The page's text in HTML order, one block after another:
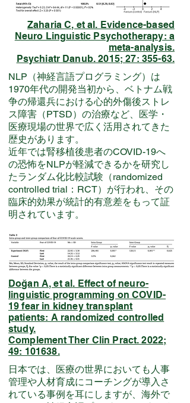
Zaharia C, et al. Evidence-based
Neuro Linguistic Psychotherapy: a
meta-analysis.
Psychiatr Danub. 2015; 27: 355-63.
NLP（神経言語プログラミング）は
1970年代の開発当初から、ベトナム戦
争の帰還兵における心的外傷後ストレ
ス障害（PTSD）の治療など、医学・
医療現場の世界で広く活用されてきた
歴史があります。
近年では腎移植後患者のCOVID-19へ
の恐怖をNLPが軽減できるかを研究し
たランダム化比較試験（randomized
controlled trial：RCT）が行われ、その
臨床的効果が統計的有意差をもって証
明されています。
Doğan A, et al. Effect of neuro-
linguistic programming on COVID-
19 fear in kidney transplant
patients: A randomized controlled
study.
Complement Ther Clin Pract. 2022;
49: 101638.
日本では、医療の世界においても人事
管理や人材育成にコーチングが導入さ
れている事例を耳にしますが、海外で